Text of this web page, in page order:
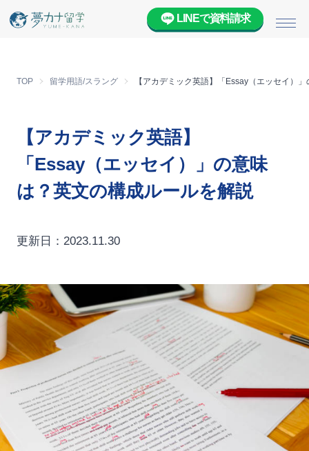
メ
LINEで資料請求
TOP 留学用語/スラング 【アカデミック英語】「Essay（エッセイ）
【アカデミック英語】
「Essay（エッセイ）」の意味
は？英文の構成ルールを解説
更新日：2023.11.30